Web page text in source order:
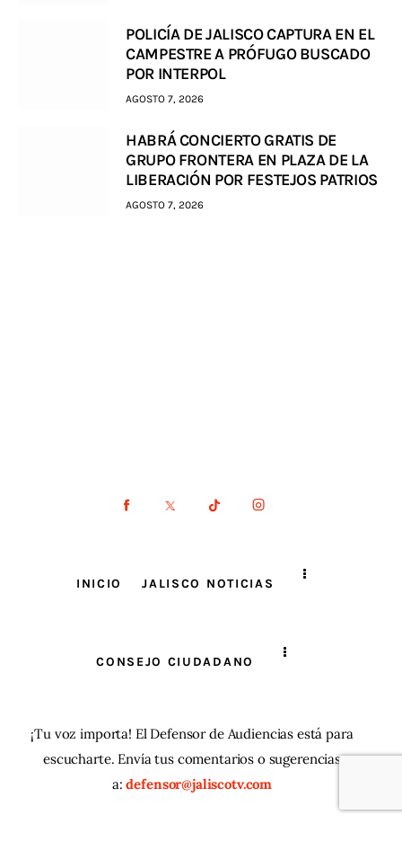
POLICÍA DE JALISCO CAPTURA EN EL
CAMPESTRE A PRÓFUGO BUSCADO
POR INTERPOL
AGOSTO 7, 2026
HABRÁ CONCIERTO GRATIS DE
GRUPO FRONTERA EN PLAZA DE LA
LIBERACIÓN POR FESTEJOS PATRIOS
AGOSTO 7, 2026
INICIO JALISCO NOTICIAS
CONSEJO CIUDADANO
¡Tu voz importa! El Defensor de Audiencias está para
escucharte. Envía tus comentarios o sugerencias
a:defensor@jaliscotv.com